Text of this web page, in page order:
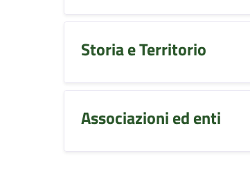
Storia e Territorio
Associazioni ed enti